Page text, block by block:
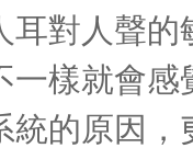
耳對人聲
一樣就會
統的原因